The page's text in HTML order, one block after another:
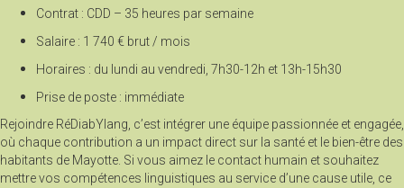
Contrat : CDD – 35 heures par semaine
Salaire : 1 740 € brut / mois
Horaires : du lundi au vendredi, 7h30-12h et 13h-15h30
Prise de poste : immédiate
Rejoindre RéDiabYlang, c’est intégrer une équipe passionnée et engagée,
où chaque contribution a un impact direct sur la santé et le bien-être des
habitants de Mayotte. Si vous aimez le contact humain et souhaitez
mettre vos compétences linguistiques au service d’une cause utile, ce